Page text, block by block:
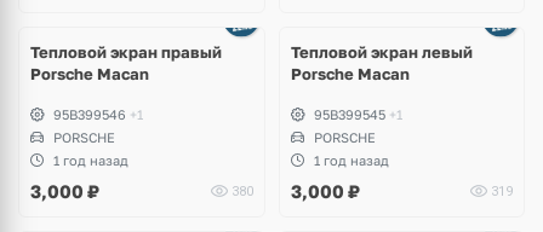
Тепловой экран правый
Porsche Macan
95B399546 +1
PORSCHE
1 год назад
3,000 ₽ 380
Тепловой экран левый
Porsche Macan
95B399545 +1
PORSCHE
1 год назад
3,000 ₽ 319